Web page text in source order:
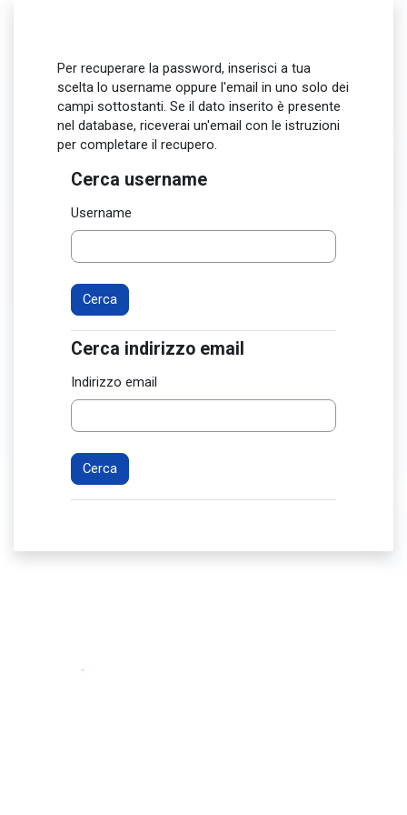
Per recuperare la password, inserisci a tua
scelta lo username oppure l'email in uno solo dei
campi sottostanti. Se il dato inserito è presente
nel database, riceverai un'email con le istruzioni
per completare il recupero.
Cerca username
Cerca username
Username
Cerca indirizzo email
Cerca indirizzo email
Indirizzo email